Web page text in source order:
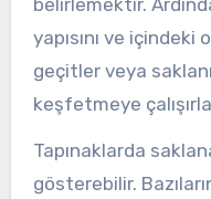
yapısını ve içindeki
geçitler veya
keşfetmeye
Tapınaklarda
gösterebilir.